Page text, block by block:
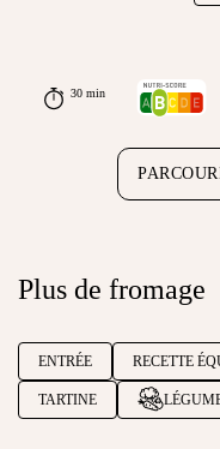
30 min
Plus de fromage
ENTRÉE RECETTE
TARTINE